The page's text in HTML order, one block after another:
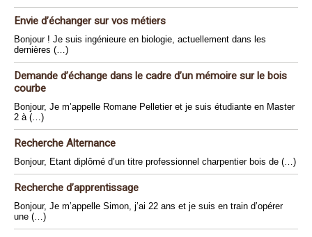
Envie d’échanger sur vos métiers
Bonjour ! Je suis ingénieure en biologie, actuellement dans les
dernières (…)
Demande d’échange dans le cadre d’un mémoire sur le bois
courbe
Bonjour, Je m’appelle Romane Pelletier et je suis étudiante en Master
2 à (…)
Recherche Alternance
Bonjour, Etant diplômé d’un titre professionnel charpentier bois de (…)
Recherche d’apprentissage
Bonjour, Je m’appelle Simon, j’ai 22 ans et je suis en train d’opérer
une (…)